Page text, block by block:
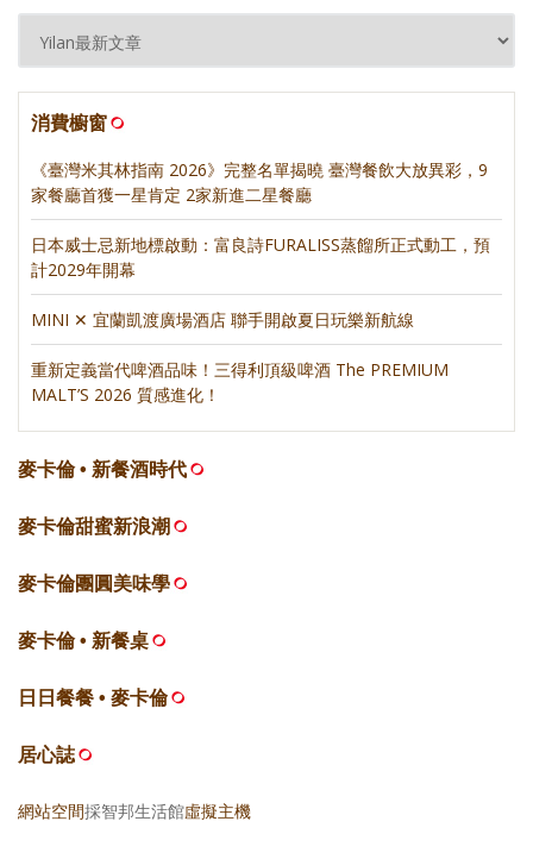
消費櫥窗
《臺灣米其林指南 2026》完整名單揭曉 臺灣餐飲大放異彩，9
家餐廳首獲一星肯定 2家新進二星餐廳
日本威士忌新地標啟動：富良詩FURALISS蒸餾所正式動工，預
計2029年開幕
MINI ✕ 宜蘭凱渡廣場酒店 聯手開啟夏日玩樂新航線
重新定義當代啤酒品味！三得利頂級啤酒 The PREMIUM
MALT’S 2026 質感進化！
麥卡倫 • 新餐酒時代
麥卡倫甜蜜新浪潮
麥卡倫團圓美味學
麥卡倫 • 新餐桌
日日餐餐 • 麥卡倫
居心誌
網站空間採智邦生活館虛擬主機